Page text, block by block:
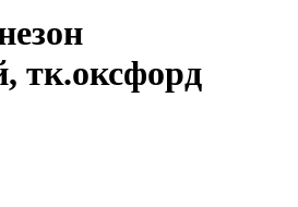
тк.оксфорд